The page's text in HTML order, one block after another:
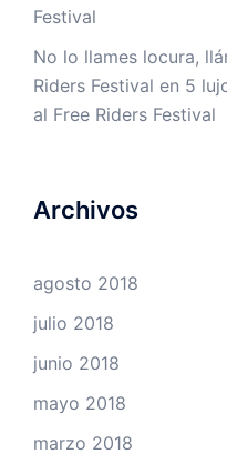
Festival
No lo llames locura,
Riders Festival en 5
al Free Riders Festival
Archivos
agosto 2018
julio 2018
junio 2018
mayo 2018
marzo 2018